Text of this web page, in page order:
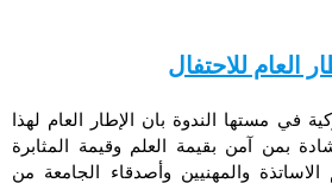
العام للاحتفال
في مستها الندوة بان الإطار العام لهذا
بمن آمن بقيمة العلم وقيمة المثابرة
والمهنيين وأصدقاء الجامعة من